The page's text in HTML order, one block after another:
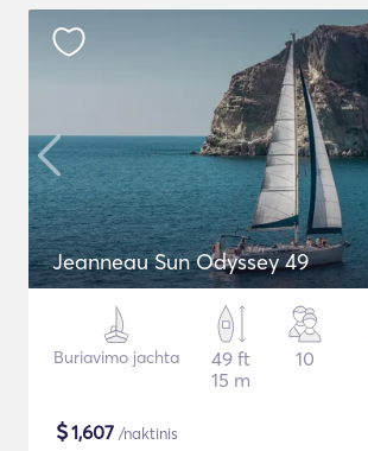
Jeanneau Sun Odyssey 49
Buriavimo jachta
49 ft
15 m
10
$1,607 /naktinis